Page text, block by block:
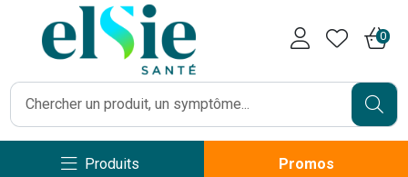
0
Produits Promos